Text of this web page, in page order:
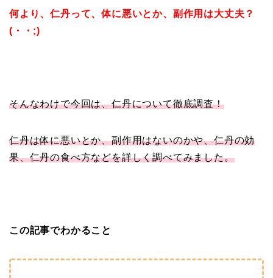
何より、仁丹って、体に悪いとか、副作用は大丈夫？
(・・;)
そんなわけで今回は、仁丹について徹底調査！
仁丹は体に悪いとか、副作用はないのかや、仁丹の効
果、仁丹の食べ方などを詳しく調べてみました。
この記事でわかること